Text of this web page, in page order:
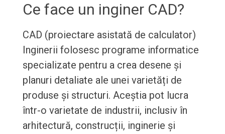
Ce face un inginer CAD?
CAD (proiectare asistată de calculator)
Inginerii folosesc programe informatice
specializate pentru a crea desene și
planuri detaliate ale unei varietăți de
produse și structuri. Aceștia pot lucra
într-o varietate de industrii, inclusiv în
arhitectură, construcții, inginerie și